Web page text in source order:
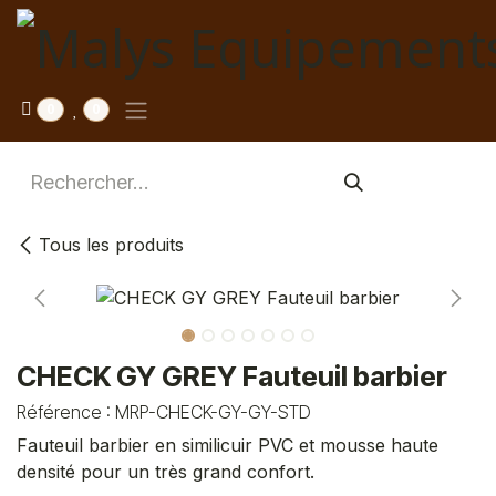
Se rendre au contenu
Tous les produits
CHECK GY GREY Fauteuil barbier
Référence : MRP-CHECK-GY-GY-STD
Fauteuil barbier en similicuir PVC et mousse haute
densité pour un très grand confort.